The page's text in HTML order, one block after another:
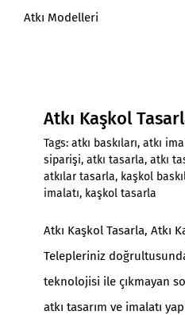
Atkı Modelleri
Atkı Kaşkol
Tags: atkı baskıları, atkı
siparişi, atkı tasarla, atkı
atkılar tasarla, kaşkol
imalatı, kaşkol tasarla
Atkı Kaşkol Tasarla, Atkı
Telepleriniz
teknolojisi ile çıkmayan
atkı tasarım ve imalatı